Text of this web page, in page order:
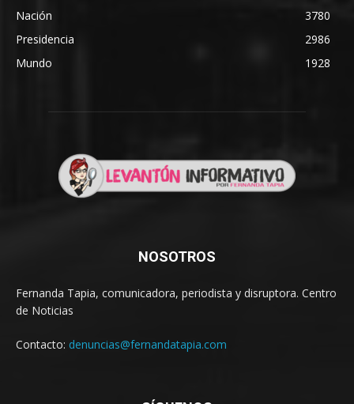
Nación
3780
Presidencia
2986
Mundo
1928
NOSOTROS
Fernanda Tapia, comunicadora, periodista y disruptora. Centro
de Noticias
Contacto: denuncias@fernandatapia.com